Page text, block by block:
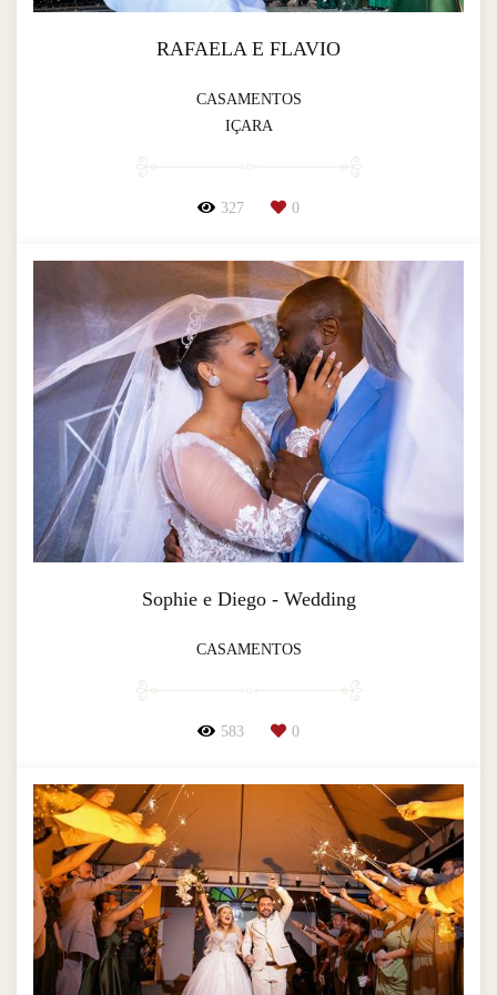
RAFAELA E FLAVIO
CASAMENTOS
IÇARA
327 0
Sophie e Diego - Wedding
CASAMENTOS
583 0